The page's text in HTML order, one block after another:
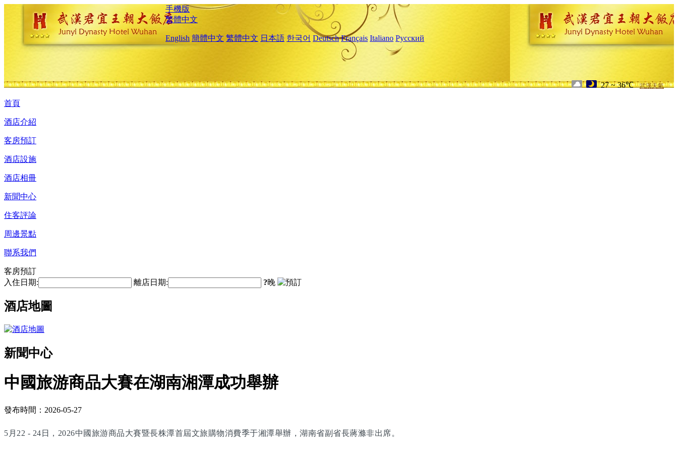
手機版
繁體中文
English 簡體中文 繁體中文 日本語 한국어 Deutsch Français Italiano Русский
27 ~ 36℃ 武漢天氣
首頁
酒店介紹
客房預訂
酒店設施
酒店相冊
新聞中心
住客評論
周邊景點
聯系我們
客房預訂
入住日期:
離店日期: ?晚
酒店地圖
新聞中心
中國旅游商品大賽在湖南湘潭成功舉辦
發布時間：2026-05-27
5月22 - 24日，2026中國旅游商品大賽暨長株潭首屆文旅購物消費季于湘潭舉辦，湖南省副省長蔣滌非出席。